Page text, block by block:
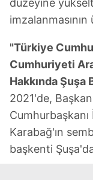
toplumu
kullanılmaktadır.
kılınması ve
reklam/pazarlama
sınırlı olarak açık
Çerezlere ilişkin
vasıtasıyla
için Ayarlar
Metnimizi ziyaret
düzeyine
"Türkiye
Cumhuriyeti
Hakkında Şuşa
2021'de,
Karabağ'ın
başkenti